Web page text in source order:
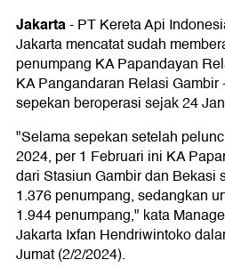
Jakarta-PT Kereta Api
Jakarta mencatat sudah
penumpang KA Papandayan
KA Pangandaran Relasi
sepekan beroperasi sejak 24
"Selama sepekan setelah
2024, per 1 Februari ini KA
dari Stasiun Gambir dan Bekasi
1.376 penumpang, sedangkan
1.944 penumpang," kata
Jakarta Ixfan Hendriwintoko
Jumat (2/2/2024).